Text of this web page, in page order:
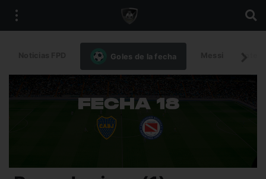
Goles de la fecha